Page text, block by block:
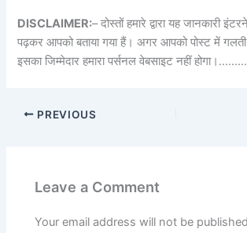
DISCLAIMER:– दोस्तों हमारे द्वारा यह जानकारी
पढ़कर आपको बताया गया हैं। अगर आपको पोस्ट में
इसका जिम्मेदार हमारा पर्सनल वेबसाइट नहीं
PREVIOUS
Leave a Comment
Your email address will not be